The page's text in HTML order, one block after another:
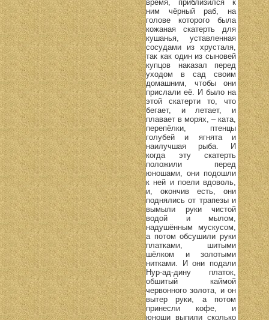
время, приблизился к
ним чёрный раб, на
голове которого была
кожаная скатерть для
кушанья, уставленная
сосудами из хрусталя,
так как один из сыновей
купцов наказал перед
уходом в сад своим
домашним, чтобы они
прислали её. И было на
этой скатерти то, что
бегает, и летает, и
плавает в морях, – ката,
перепёлки, птенцы
голубей и ягнята и
наилучшая рыба. И
когда эту скатерть
положили перед
юношами, они подошли
к ней и поели вдоволь,
и, окончив есть, они
поднялись от трапезы и
вымыли руки чистой
водой и мылом,
надушённым мускусом,
а потом обсушили руки
платками, шитыми
шёлком и золотыми
нитками. И они подали
Нур-ад-дину платок,
обшитый каймой
червонного золота, и он
вытер руки, а потом
принесли кофе, и
юноши выпили сколько